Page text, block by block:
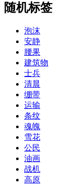
随机标签
泡沫
安静
腰果
建筑物
士兵
清晨
绷带
运输
条纹
魂魄
雪花
公民
油画
战机
高原